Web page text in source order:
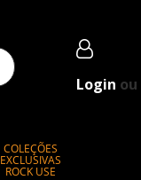
Login ou
COLEÇÕES
EXCLUSIVAS
ROCK USE